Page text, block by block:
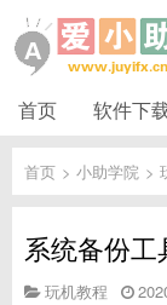
首页 软件下
首页 > 小助学院 >
系统备份
玩机教程